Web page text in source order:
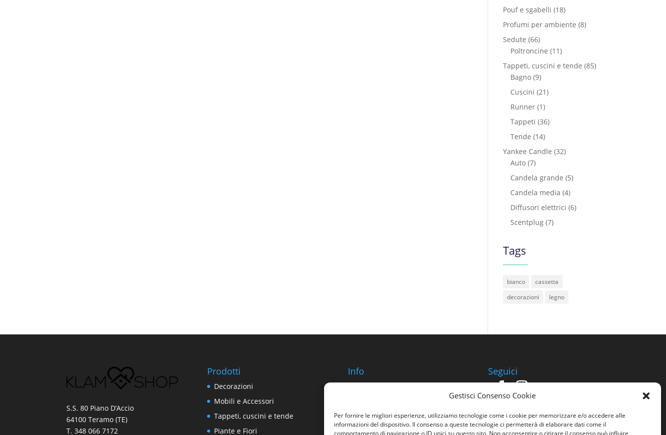
Gestisci Consenso Cookie
Per fornire le migliori esperienze, utilizziamo tecnologie come i cookie per memorizzare e/o accedere alle
informazioni del dispositivo. Il consenso a queste tecnologie ci permetterà di elaborare dati come il
comportamento di navigazione o ID unici su questo sito. Non acconsentire o ritirare il consenso può influire
Pouf e sgabelli (18)
Profumi per ambiente (8)
Sedute (66)
Poltroncine (11)
Tappeti, cuscini e tende (85)
Bagno (9)
Cuscini (21)
Runner (1)
Tappeti (36)
Tende (14)
Yankee Candle (32)
Auto (7)
Candela grande (5)
Candela media (4)
Diffusori elettrici (6)
Scentplug (7)
Tags
bianco
cassetta
decorazioni
legno
S.S. 80 Piano D’Accio
64100 Teramo (TE)
T. 348 066 7172
Prodotti
Decorazioni
Mobili e Accessori
Tappeti, cuscini e tende
Piante e Fiori
Info
Termini e Condizioni
Privacy Policy
Seguici